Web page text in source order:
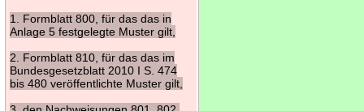
1. Formblatt 800, für das das in
Anlage 5 festgelegte Muster gilt,
2. Formblatt 810, für das das im
Bundesgesetzblatt 2010 I S. 474
bis 480 veröffentlichte Muster gilt,